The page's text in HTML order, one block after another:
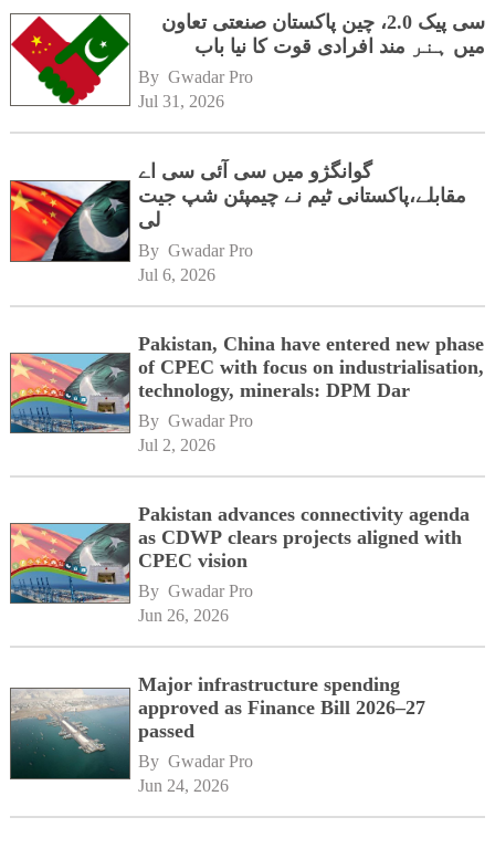
سی پیک 2.0، چین پاکستان صنعتی تعاون
میں ہنر مند افرادی قوت کا نیا باب
By Gwadar Pro
Jul 31, 2026
گوانگژو میں سی آئی سی اے
مقابلے،پاکستانی ٹیم نے چیمپئن شپ جیت
لی
By Gwadar Pro
Jul 6, 2026
Pakistan, China have entered new phase
of CPEC with focus on industrialisation,
technology, minerals: DPM Dar
By Gwadar Pro
Jul 2, 2026
Pakistan advances connectivity agenda
as CDWP clears projects aligned with
CPEC vision
By Gwadar Pro
Jun 26, 2026
Major infrastructure spending
approved as Finance Bill 2026–27
passed
By Gwadar Pro
Jun 24, 2026